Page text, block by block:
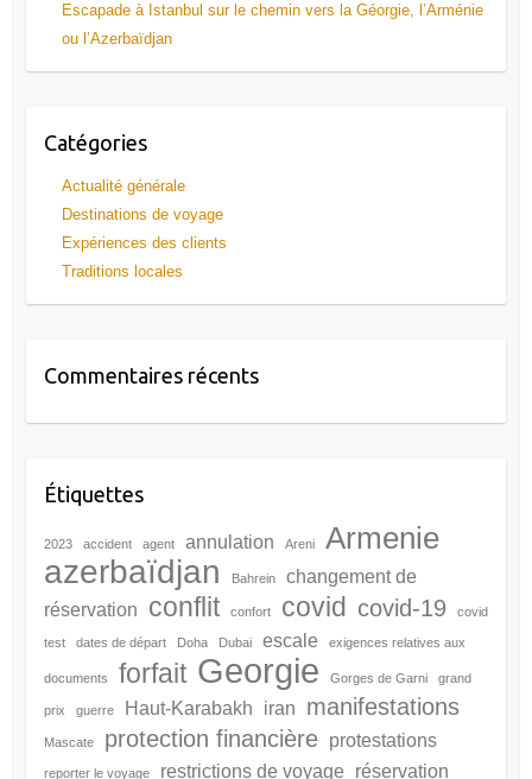
Escapade à Istanbul sur le chemin vers la Géorgie, l’Arménie
ou l’Azerbaïdjan
Catégories
Actualité générale
Destinations de voyage
Expériences des clients
Traditions locales
Commentaires récents
Étiquettes
2023 accident agent annulation Areni Armenie
azerbaïdjan Bahrein
changement de
réservation
conflit confort covid covid-19 covid
test dates de départ Doha Dubai escale exigences relatives aux
documents forfait Georgie Gorges de Garni grand
prix guerre Haut-Karabakh iran manifestations
Mascate protection financière protestations
reporter le voyage restrictions de voyage réservation